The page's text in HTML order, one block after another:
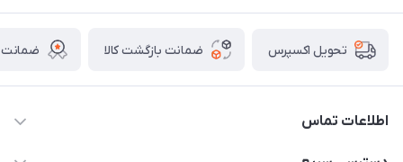
تحویل اکسپرس ضمانت بازگشت کالا ضمانت
اطلاعات تماس
02136781755